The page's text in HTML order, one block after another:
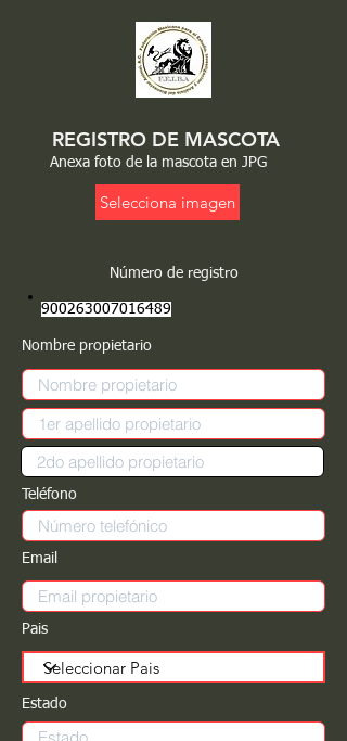
REGISTRO DE MASCOTA
Anexa foto de la mascota en JPG
Selecciona imagen
Número de registro
900263007016489
Nombre propietario
Teléfono
Email
Pais
Estado